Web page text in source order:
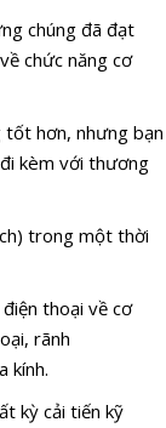
chúng đã đạt
chức năng cơ
tốt hơn, nhưng bạn
kèm với thương
trong một thời
thoại về cơ
rãnh
kính.
kỳ cải tiến kỹ